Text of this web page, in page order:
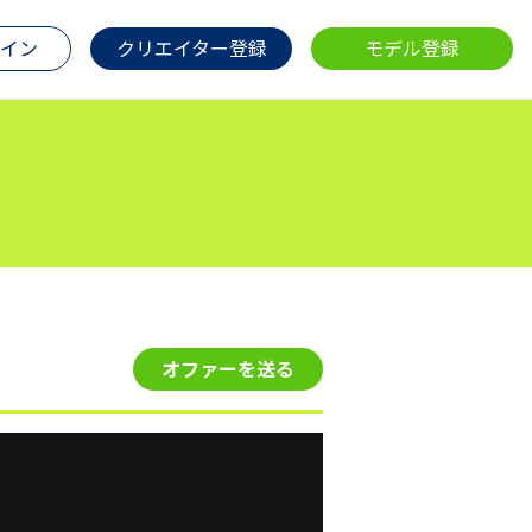
ン クリエイター登録 モデル登録
オファーを送る